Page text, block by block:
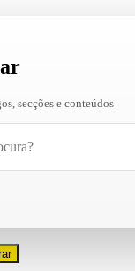
secções e conteúdos